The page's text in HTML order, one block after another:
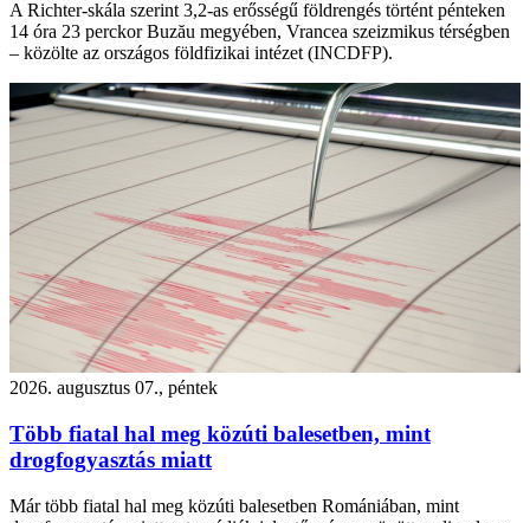
A Richter-skála szerint 3,2-as erősségű földrengés történt pénteken
14 óra 23 perckor Buzău megyében, Vrancea szeizmikus térségben
– közölte az országos földfizikai intézet (INCDFP).
2026. augusztus 07., péntek
Több fiatal hal meg közúti balesetben, mint
drogfogyasztás miatt
Már több fiatal hal meg közúti balesetben Romániában, mint